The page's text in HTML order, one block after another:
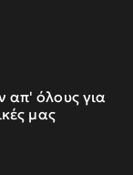
απ' όλους για
μας